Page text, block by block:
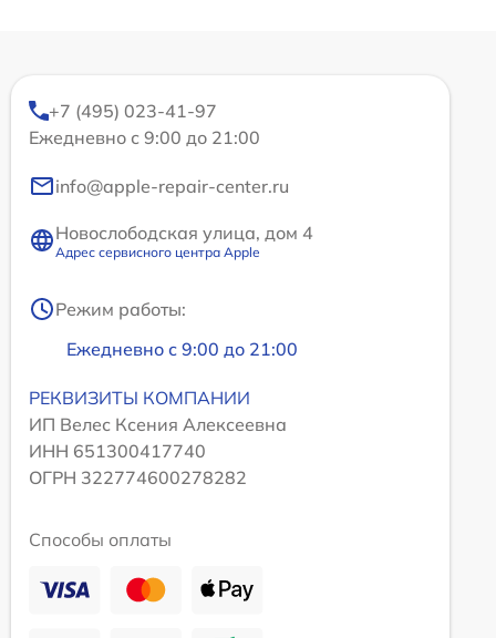
+7 (495) 023-41-97
Ежедневно с 9:00 до 21:00
info@apple-repair-center.ru
Новослободская улица, дом 4
Адрес сервисного центра Apple
Режим работы:
Ежедневно с 9:00 до 21:00
РЕКВИЗИТЫ КОМПАНИИ
ИП Велес Ксения Алексеевна
ИНН 651300417740
ОГРН 322774600278282
Способы оплаты